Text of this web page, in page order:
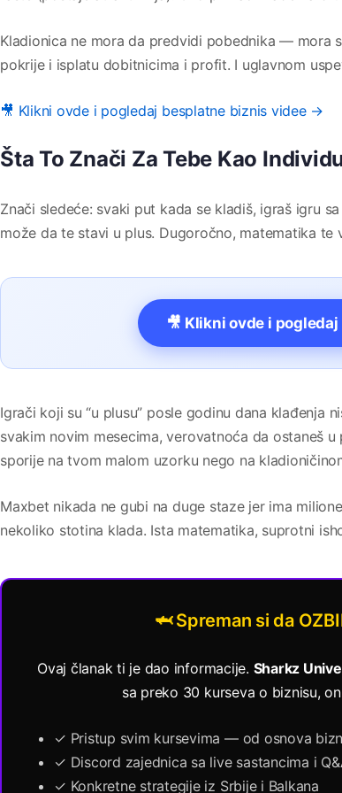
Kladionica ne mora da predvidi pobednika — mora
pokrije i isplatu dobitnicima i profit. I uglavnom
🎥 Klikni ovde i pogledaj besplatne biznis videe →
Šta To Znači Za Tebe Kao
Znači sledeće: svaki put kada se kladiš, igraš igru
može da te stavi u plus. Dugoročno, matematika te
🎥 Klikni ovde i
Igrači koji su “u plusu” posle godinu dana klađenja
svakim novim mesecima, verovatnoća da ostaneš
sporije na tvom malom uzorku nego na
Maxbet nikada ne gubi na duge staze jer ima
nekoliko stotina klada. Ista matematika, suprotni
🦈 Spreman si da
Ovaj članak ti je dao informacije. Sharkz
sa preko 30 kurseva o biznisu,
✓ Pristup svim kursevima — od osnova
✓ Discord zajednica sa live sastancima i
✓ Konkretne strategije iz Srbije i Balkana